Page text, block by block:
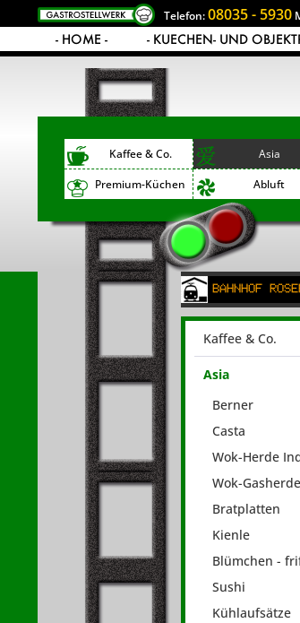
Telefon:08035 - 5930
- HOME -
- KUECHEN- UND
Kaffee & Co. Asia
Premium-Küchen
Abluft
Bahnhof
Kaffee & Co.
Asia
Berner
Casta
Wok-Herde
Wok-Gasherde
Bratplatten
Kienle
Blümchen -
Sushi
Kühlaufsätze